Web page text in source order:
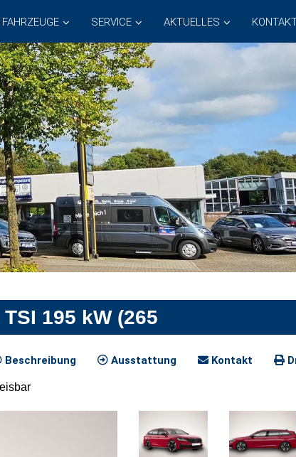
FAHRZEUGE SERVICE AKTUELLES
195 kW (265
Beschreibung Ausstattung Kontakt